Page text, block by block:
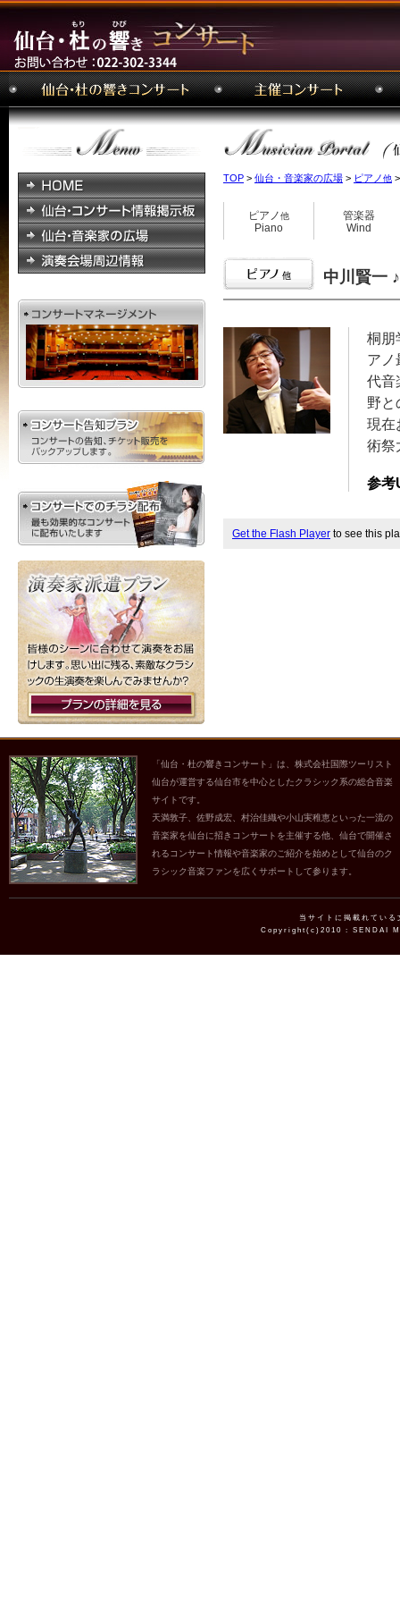
TOP > 仙台・音楽家の広場 > ピアノ他
ピアノ他
Piano
管楽器
Wind
中川賢一
桐朋
アノ
代音
野と
現在
術祭
参考
Get the Flash Player to see this
「仙台・杜の響きコンサート」は、株式会社国際ツーリスト
仙台が運営する仙台市を中心としたクラシック系の総合音楽
サイトです。
天満敦子、佐野成宏、村治佳織や小山実稚恵といった一流の
音楽家を仙台に招きコンサートを主催する他、仙台で開催さ
れるコンサート情報や音楽家のご紹介を始めとして仙台のク
ラシック音楽ファンを広くサポートして参ります。
当サイトに掲載れてい
Copyright(c)2010 : SENDAI